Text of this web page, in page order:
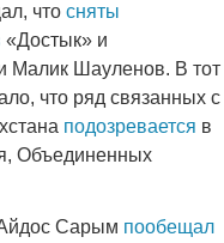
что сняты
«Достык» и
Малик Шауленов. В тот
что ряд связанных с
подозревается в
Объединенных
Сарым пообещал